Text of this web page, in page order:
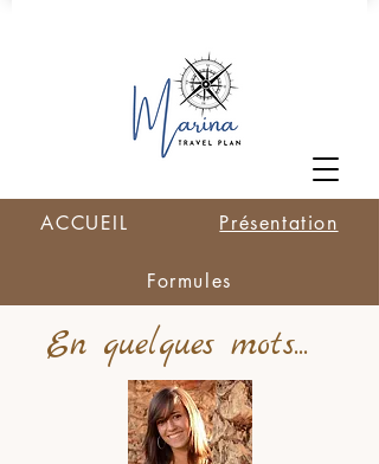
ACCUEIL Présentation
Formules
En quelques mots...